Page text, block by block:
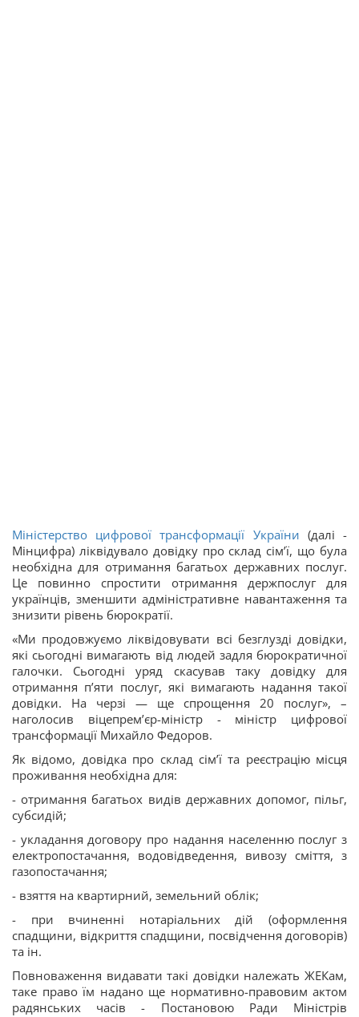
Міністерство цифрової трансформації України (далі -
Мінцифра) ліквідувало довідку про склад сім’ї, що була
необхідна для отримання багатьох державних послуг.
Це повинно спростити отримання держпослуг для
українців, зменшити адміністративне навантаження та
знизити рівень бюрократії.
«Ми продовжуємо ліквідовувати всі безглузді довідки,
які сьогодні вимагають від людей задля бюрократичної
галочки. Сьогодні уряд скасував таку довідку для
отримання п’яти послуг, які вимагають надання такої
довідки. На черзі — ще спрощення 20 послуг», –
наголосив віцепрем’єр-міністр - міністр цифрової
трансформації Михайло Федоров.
Як відомо, довідка про склад сім’ї та реєстрацію місця
проживання необхідна для:
- отримання багатьох видів державних допомог, пільг,
субсидій;
- укладання договору про надання населенню послуг з
електропостачання, водовідведення, вивозу сміття, з
газопостачання;
- взяття на квартирний, земельний облік;
- при вчиненні нотаріальних дій (оформлення
спадщини, відкриття спадщини, посвідчення договорів)
та ін.
Повноваження видавати такі довідки належать ЖЕКам,
таке право їм надано ще нормативно-правовим актом
радянських часів - Постановою Ради Міністрів